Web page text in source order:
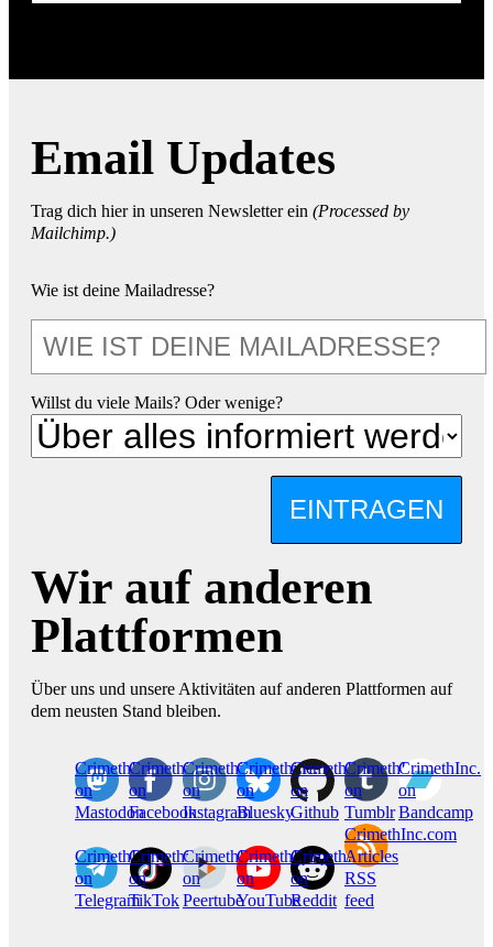
Email Updates
Trag dich hier in unseren Newsletter ein (Processed by
Mailchimp.)
Wie ist deine Mailadresse?
Willst du viele Mails? Oder wenige?
EINTRAGEN
Wir auf anderen
Plattformen
Über uns und unsere Aktivitäten auf anderen Plattformen auf
dem neusten Stand bleiben.
CrimethInc.
on
Mastodon
Crimethinc.
on
Facebook
Crimethinc.
on
Instagram
Crimethinc.
on
Bluesky
CrimethInc.
on
Github
CrimethInc.
on
Tumblr
CrimethInc.
on
Bandcamp
CrimethInc.
on
Telegram
Crimethinc.
on
TikTok
CrimethInc.
on
Peertube
CrimethInc.
on
YouTube
CrimethInc.
on
Reddit
CrimethInc.com
Articles
RSS
feed